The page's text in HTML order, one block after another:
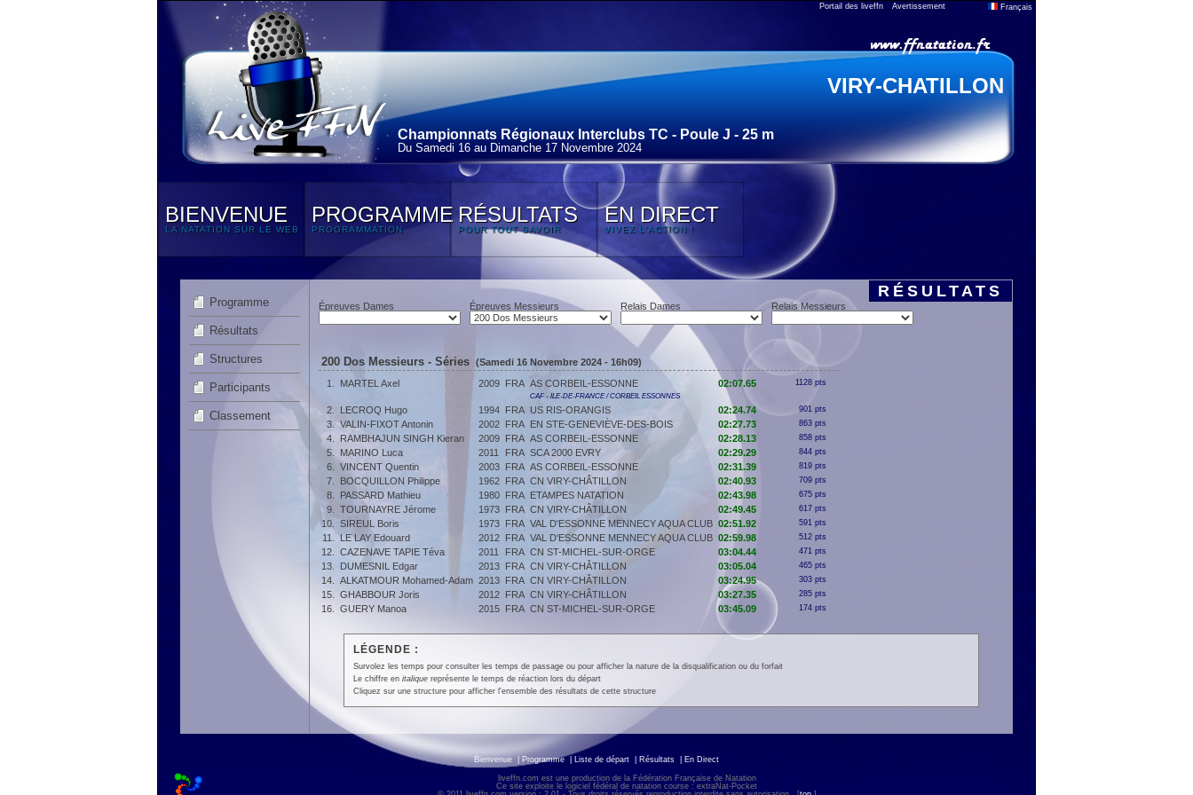
Portail des liveffn Avertissement Français
VIRY-CHATILLON
Championnats Régionaux Interclubs TC - Poule J - 25 m
Du Samedi 16 au Dimanche 17 Novembre 2024
BIENVENUE
LA NATATION SUR LE WEB
PROGRAMME
PROGRAMMATION
RÉSULTATS
POUR TOUT SAVOIR
EN DIRECT
VIVEZ L'ACTION !
Programme
Résultats
Structures
Participants
Classement
RÉSULTATS
Épreuves Dames Épreuves Messieurs Relais Dames Relais Messieurs
200 Dos Messieurs - Séries (Samedi 16 Novembre 2024 - 16h09)
1.
MARTEL Axel 2009 FRA AS CORBEIL-ESSONNE 02:07.65 1128 pts
CAF - ILE-DE-FRANCE / CORBEIL ESSONNES
2. LECROQ Hugo 1994 FRA US RIS-ORANGIS 02:24.74 901 pts
3. VALIN-FIXOT Antonin 2002 FRA EN STE-GENEVIÈVE-DES-BOIS 02:27.73 863 pts
4. RAMBHAJUN SINGH Kieran 2009 FRA AS CORBEIL-ESSONNE 02:28.13 858 pts
5. MARINO Luca 2011 FRA SCA 2000 EVRY 02:29.29 844 pts
6. VINCENT Quentin 2003 FRA AS CORBEIL-ESSONNE 02:31.39 819 pts
7. BOCQUILLON Philippe 1962 FRA CN VIRY-CHÂTILLON 02:40.93 709 pts
8. PASSARD Mathieu 1980 FRA ETAMPES NATATION 02:43.98 675 pts
9. TOURNAYRE Jérome 1973 FRA CN VIRY-CHÂTILLON 02:49.45 617 pts
10. SIREUL Boris 1973 FRA VAL D'ESSONNE MENNECY AQUA CLUB 02:51.92 591 pts
11. LE LAY Edouard 2012 FRA VAL D'ESSONNE MENNECY AQUA CLUB 02:59.98 512 pts
12. CAZENAVE TAPIE Téva 2011 FRA CN ST-MICHEL-SUR-ORGE 03:04.44 471 pts
13. DUMESNIL Edgar 2013 FRA CN VIRY-CHÂTILLON 03:05.04 465 pts
14. ALKATMOUR Mohamed-Adam 2013 FRA CN VIRY-CHÂTILLON 03:24.95 303 pts
15. GHABBOUR Joris 2012 FRA CN VIRY-CHÂTILLON 03:27.35 285 pts
16. GUERY Manoa 2015 FRA CN ST-MICHEL-SUR-ORGE 03:45.09 174 pts
LÉGENDE :
Survolez les temps pour consulter les temps de passage ou pour afficher la nature de la disqualification ou du forfait
Le chiffre en italiquereprésente le temps de réaction lors du départ
Cliquez sur une structure pour afficher l'ensemble des résultats de cette structure
Bienvenue Programme Liste de départ Résultats En Direct
liveffn.com est une production de la Fédération Française de Natation
Ce site exploite le logiciel fédéral de natation course : extraNat-Pocket